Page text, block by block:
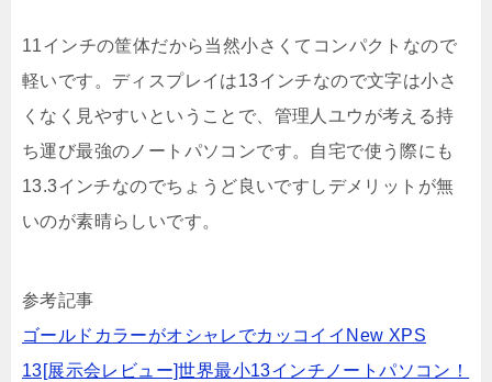
11インチの筐体だから当然小さくてコンパクトなので
軽いです。ディスプレイは13インチなので文字は小さ
くなく見やすいということで、管理人ユウが考える持
ち運び最強のノートパソコンです。自宅で使う際にも
13.3インチなのでちょうど良いですしデメリットが無
いのが素晴らしいです。
参考記事
ゴールドカラーがオシャレでカッコイイNew XPS
13[展示会レビュー]世界最小13インチノートパソコン！